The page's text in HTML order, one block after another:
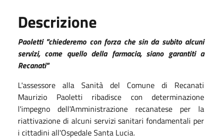
Descrizione
Paoletti "chiederemo con forza che sin da subito alcuni
servizi, come quello della farmacia, siano garantiti a
Recanati"
L'assessore alla Sanità del Comune di Recanati
Maurizio Paoletti ribadisce con determinazione
l'impegno dell'Amministrazione recanatese per la
riattivazione di alcuni servizi sanitari fondamentali per
i cittadini all'Ospedale Santa Lucia.